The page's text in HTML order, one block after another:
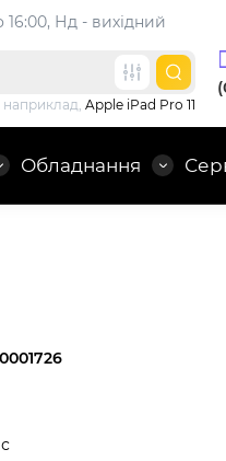
16:00, Нд - вихідний
Apple iPad Pro 11
Обладнання